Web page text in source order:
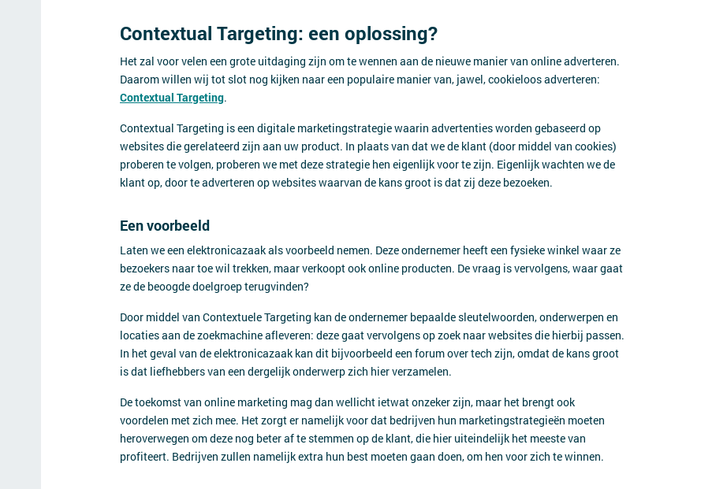
Contextual Targeting: een oplossing?
Het zal voor velen een grote uitdaging zijn om te wennen aan de nieuwe manier van online adverteren.
Daarom willen wij tot slot nog kijken naar een populaire manier van, jawel, cookieloos adverteren:
Contextual Targeting.
Contextual Targeting is een digitale marketingstrategie waarin advertenties worden gebaseerd op
websites die gerelateerd zijn aan uw product. In plaats van dat we de klant (door middel van cookies)
proberen te volgen, proberen we met deze strategie hen eigenlijk voor te zijn. Eigenlijk wachten we de
klant op, door te adverteren op websites waarvan de kans groot is dat zij deze bezoeken.
Een voorbeeld
Laten we een elektronicazaak als voorbeeld nemen. Deze ondernemer heeft een fysieke winkel waar ze
bezoekers naar toe wil trekken, maar verkoopt ook online producten. De vraag is vervolgens, waar gaat
ze de beoogde doelgroep terugvinden?
Door middel van Contextuele Targeting kan de ondernemer bepaalde sleutelwoorden, onderwerpen en
locaties aan de zoekmachine afleveren: deze gaat vervolgens op zoek naar websites die hierbij passen.
In het geval van de elektronicazaak kan dit bijvoorbeeld een forum over tech zijn, omdat de kans groot
is dat liefhebbers van een dergelijk onderwerp zich hier verzamelen.
De toekomst van online marketing mag dan wellicht ietwat onzeker zijn, maar het brengt ook
voordelen met zich mee. Het zorgt er namelijk voor dat bedrijven hun marketingstrategieën moeten
heroverwegen om deze nog beter af te stemmen op de klant, die hier uiteindelijk het meeste van
profiteert. Bedrijven zullen namelijk extra hun best moeten gaan doen, om hen voor zich te winnen.